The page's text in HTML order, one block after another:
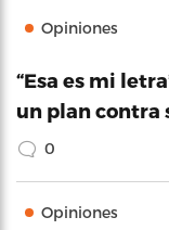
Opiniones
“Esa es mi
un plan contra
0
Opiniones